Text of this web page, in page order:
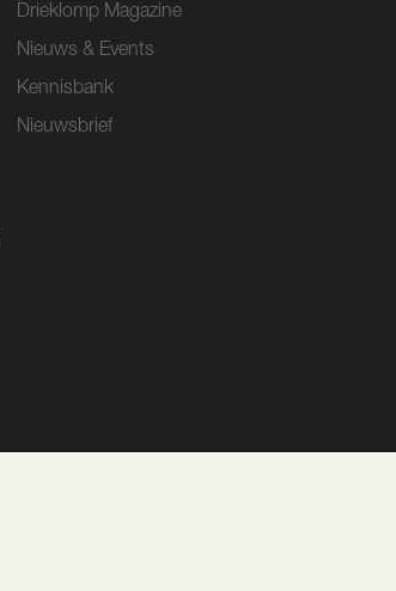
Drieklomp Magazine
Nieuws & Events
Kennisbank
Nieuwsbrief